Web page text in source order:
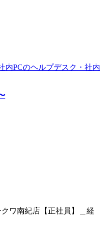
PCのヘルプデスク・社内
ワ南紀店【正社員】＿経